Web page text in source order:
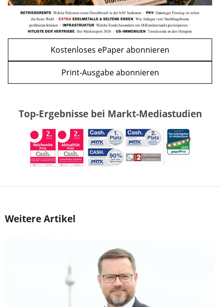
Kostenloses ePaper abonnieren
Print-Ausgabe abonnieren
Top-Ergebnisse bei Markt-Mediastudien
Weitere Artikel